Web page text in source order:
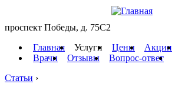
проспект Победы, д. 75C2
Главная
Услуги Цены Акции
Врачи
Отзывы Вопрос-ответ
Статьи ›